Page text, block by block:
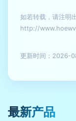
如若转载，请注明
http://
更新时间：2026-
最新产品